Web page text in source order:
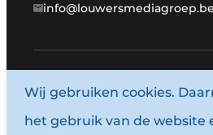
info@louwersmediagroep.be
© 1987 - 2026
Wij gebruiken cookies.
het gebruik van de website